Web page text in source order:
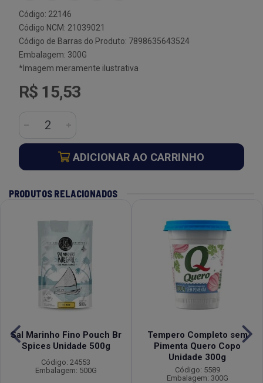
Código: 22146
Código NCM: 21039021
Código de Barras do Produto: 7898635643524
Embalagem: 300G
*Imagem meramente ilustrativa
R$ 15,53
ADICIONAR AO CARRINHO
PRODUTOS RELACIONADOS
Sal Marinho Fino Pouch Br
Spices Unidade 500g
Código: 24553
Embalagem: 500G
Tempero Completo sem
Pimenta Quero Copo
Unidade 300g
Código: 5589
Embalagem: 300G